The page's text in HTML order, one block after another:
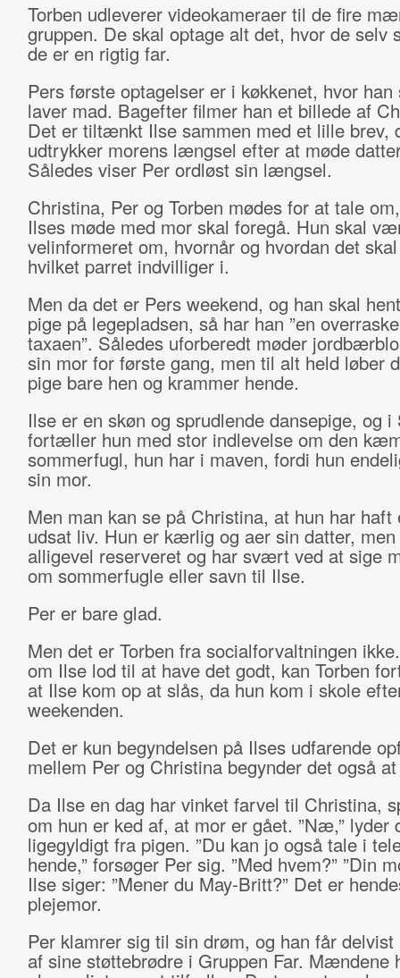
Torben udleverer videokameraer til de fire
gruppen. De skal optage alt det, hvor de selv
de er en rigtig far.
Pers første optagelser er i køkkenet, hvor han
laver mad. Bagefter filmer han et billede af
Det er tiltænkt Ilse sammen med et lille brev,
udtrykker morens længsel efter at møde
Således viser Per ordløst sin længsel.
Christina, Per og Torben mødes for at tale
Ilses møde med mor skal foregå. Hun skal
velinformeret om, hvornår og hvordan det
hvilket parret indvilliger i.
Men da det er Pers weekend, og han skal
pige på legepladsen, så har han ”en
taxaen”. Således uforberedt møder
sin mor for første gang, men til alt held løber
pige bare hen og krammer hende.
Ilse er en skøn og sprudlende dansepige, og i
fortæller hun med stor indlevelse om den
sommerfugl, hun har i maven, fordi hun
sin mor.
Men man kan se på Christina, at hun har haft
udsat liv. Hun er kærlig og aer sin datter, men
alligevel reserveret og har svært ved at sige
om sommerfugle eller savn til Ilse.
Per er bare glad.
Men det er Torben fra socialforvaltningen
om Ilse lod til at have det godt, kan Torben
at Ilse kom op at slås, da hun kom i skole
weekenden.
Det er kun begyndelsen på Ilses udfarende
mellem Per og Christina begynder det også
Da Ilse en dag har vinket farvel til Christina,
om hun er ked af, at mor er gået. ”Næ,” lyder
ligegyldigt fra pigen. ”Du kan jo også tale i
hende,” forsøger Per sig. ”Med hvem?” ”Din
Ilse siger: ”Mener du May-Britt?” Det er
plejemor.
Per klamrer sig til sin drøm, og han får delvist
af sine støttebrødre i Gruppen Far. Mændene